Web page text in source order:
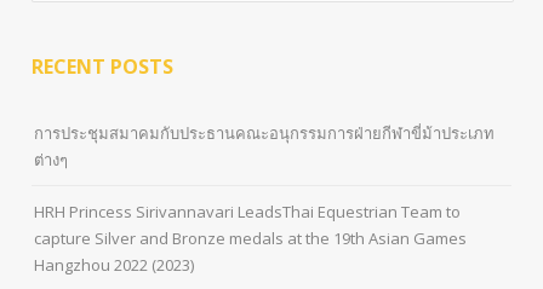
RECENT POSTS
การประชุมสมาคมกับประธานคณะอนุกรรมการฝ่ายกีฬาขี่ม้าประเภท
ต่างๆ
HRH Princess Sirivannavari LeadsThai Equestrian Team to
capture Silver and Bronze medals at the 19th Asian Games
Hangzhou 2022 (2023)